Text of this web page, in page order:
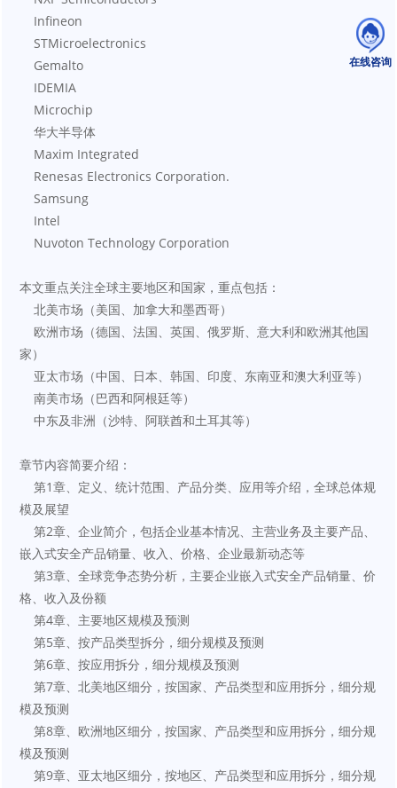
在线咨询
    Infineon
    STMicroelectronics
    Gemalto
    IDEMIA
    Microchip
    华大半导体
    Maxim Integrated
    Renesas Electronics Corporation.
    Samsung
    Intel
    Nuvoton Technology Corporation
本文重点关注全球主要地区和国家，重点包括：
    北美市场（美国、加拿大和墨西哥）
家）
    亚太市场（中国、日本、韩国、印度、东南亚和澳大利亚等）
    南美市场（巴西和阿根廷等）
    中东及非洲（沙特、阿联酋和土耳其等）
章节内容简要介绍：
    第1章、定义、统计范围、产品分类、应用等介绍，全球总体规
模及展望
    第2章、企业简介，包括企业基本情况、主营业务及主要产品、
嵌入式安全产品销量、收入、价格、企业最新动态等
    第3章、全球竞争态势分析，主要企业嵌入式安全产品销量、价
格、收入及份额
    第4章、主要地区规模及预测
    第5章、按产品类型拆分，细分规模及预测
    第6章、按应用拆分，细分规模及预测
    第7章、北美地区细分，按国家、产品类型和应用拆分，细分规
模及预测
    第8章、欧洲地区细分，按国家、产品类型和应用拆分，细分规
模及预测
    第9章、亚太地区细分，按地区、产品类型和应用拆分，细分规